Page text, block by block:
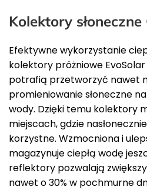
Kolektory słoneczne
Efektywne wykorzystanie
kolektory próżniowe EvoSolar
potrafią przetworzyć nawet
promieniowanie słoneczne
wody. Dzięki temu kolektory
miejscach, gdzie
korzystne. Wzmocniona i
magazynuje ciepłą wodę
reflektory pozwalają
nawet o 30% w pochmurne